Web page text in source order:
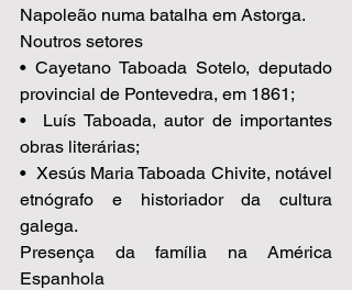
Napoleão numa batalha em Astorga.
Noutros setores
• Cayetano Taboada Sotelo, deputado
provincial de Pontevedra, em 1861;
•  Luís Taboada, autor de importantes
obras literárias;
•  Xesús Maria Taboada Chivite, notável
etnógrafo e historiador da cultura
galega.
Presença da família na América
Espanhola